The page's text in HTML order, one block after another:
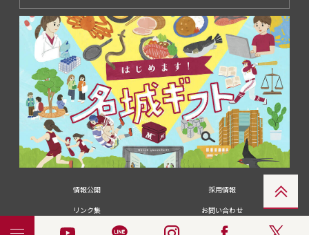
情報公開
採用情報
リンク集
お問い合わせ
メディアの皆さま
卒業生の皆さま